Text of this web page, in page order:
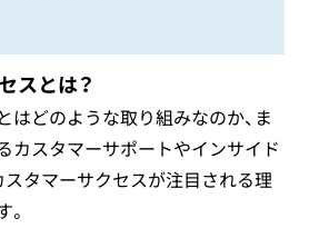
スとは？
はどのような取り組みなのか、ま
カスタマーサポートやインサイド
スタマーサクセスが注目される理